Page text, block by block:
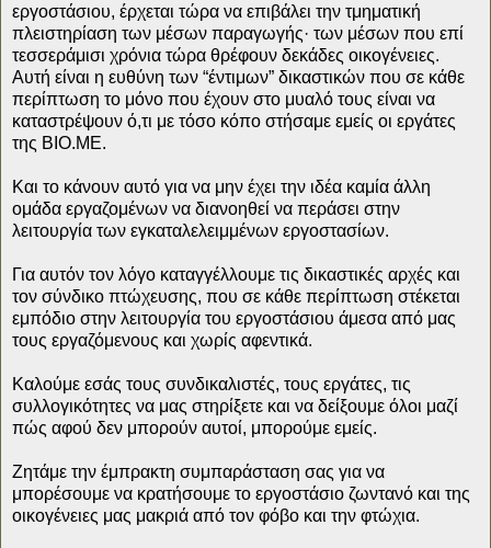
εργοστάσιου, έρχεται τώρα να επιβάλει την τμηματική
πλειστηρίαση των μέσων παραγωγής· των μέσων που επί
τεσσεράμισι χρόνια τώρα θρέφουν δεκάδες οικογένειες.
Αυτή είναι η ευθύνη των “έντιμων” δικαστικών που σε κάθε
περίπτωση το μόνο που έχουν στο μυαλό τους είναι να
καταστρέψουν ό,τι με τόσο κόπο στήσαμε εμείς οι εργάτες
της ΒΙΟ.ΜΕ.
Και το κάνουν αυτό για να μην έχει την ιδέα καμία άλλη
ομάδα εργαζομένων να διανοηθεί να περάσει στην
λειτουργία των εγκαταλελειμμένων εργοστασίων.
Για αυτόν τον λόγο καταγγέλλουμε τις δικαστικές αρχές και
τον σύνδικο πτώχευσης, που σε κάθε περίπτωση στέκεται
εμπόδιο στην λειτουργία του εργοστάσιου άμεσα από μας
τους εργαζόμενους και χωρίς αφεντικά.
Καλούμε εσάς τους συνδικαλιστές, τους εργάτες, τις
συλλογικότητες να μας στηρίξετε και να δείξουμε όλοι μαζί
πώς αφού δεν μπορούν αυτοί, μπορούμε εμείς.
Ζητάμε την έμπρακτη συμπαράσταση σας για να
μπορέσουμε να κρατήσουμε το εργοστάσιο ζωντανό και της
οικογένειες μας μακριά από τον φόβο και την φτώχια.